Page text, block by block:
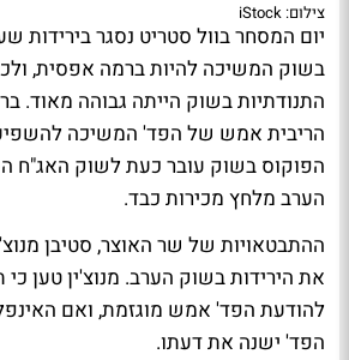
צילום: iStock
יום המסחר בוול סטריט נסגר בירידות
בשוק המשיכה להיות ברמה אפסית,
התנודתיות בשוק הייתה גבוהה מאוד.
הריבית אמש של הפד' המשיכה
הפוקוס בשוק עובר כעת לשוק האג"ח
הערב מלחץ מכירות כבד.
ההתבטאויות של שר האוצר, סטיבן
את הירידות בשוק הערב. מנוצ'ין טען
להודעת הפד' אמש מוגזמת, ואם
הפד' ישנה את דעתו.